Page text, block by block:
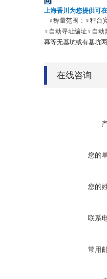
上海香川为您提供可
♀称量范围： ♀秤台
♀自动寻址编址 ♀自动
幕等无基坑或有基坑
在线咨询
您的
您的
联系
常用